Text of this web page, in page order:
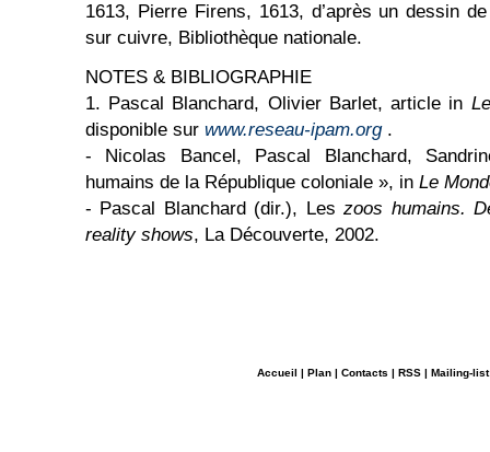
1613, Pierre Firens, 1613, d’après un dessin
sur cuivre, Bibliothèque nationale.
NOTES & BIBLIOGRAPHIE
1. Pascal Blanchard, Olivier Barlet, article in
disponible sur www.reseau-ipam.org .
- Nicolas Bancel, Pascal Blanchard,
humains de la République coloniale », in Le
- Pascal Blanchard (dir.), Leszoos humains.
reality shows, La Découverte, 2002.
Accueil | Plan | Contacts | RSS | Mailing-list